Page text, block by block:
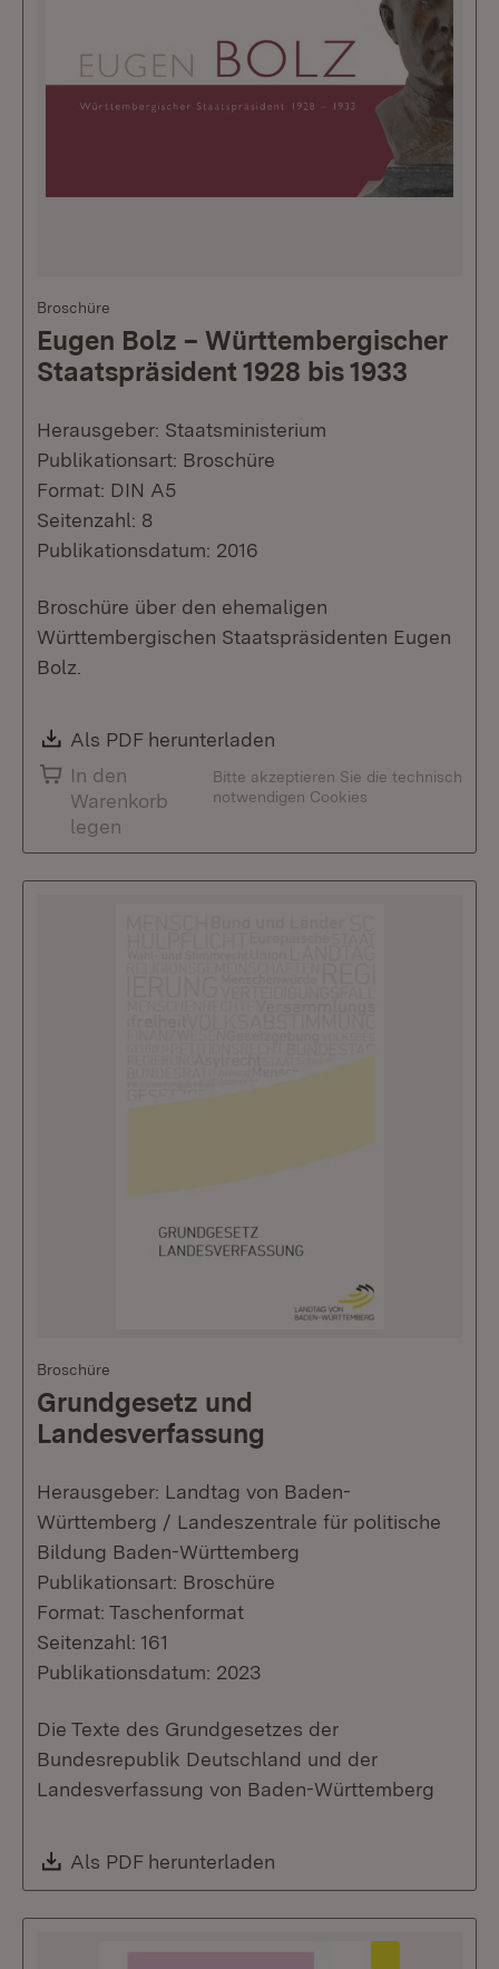
Broschüre
Eugen Bolz – Württembergischer
Staatspräsident 1928 bis 1933
Herausgeber: Staatsministerium
Publikationsart: Broschüre
Format: DIN A5
Seitenzahl: 8
Publikationsdatum: 2016
Broschüre über den ehemaligen
Württembergischen Staatspräsidenten Eugen
Bolz.
Download:
Als PDF herunterladen
In den
Warenkorb
legen
Bitte akzeptieren Sie die technisch
notwendigen Cookies
Broschüre
Grundgesetz und
Landesverfassung
Herausgeber: Landtag von Baden-
Württemberg / Landeszentrale für politische
Bildung Baden-Württemberg
Publikationsart: Broschüre
Format: Taschenformat
Seitenzahl: 161
Publikationsdatum: 2023
Die Texte des Grundgesetzes der
Bundesrepublik Deutschland und der
Landesverfassung von Baden-Württemberg
Download:
Als PDF herunterladen